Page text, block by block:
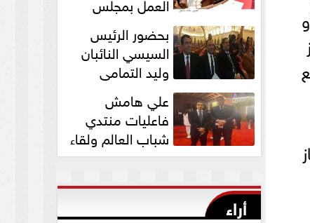
المستشار عبد الوهاب...
بحضور الرئيس
السيسي النائبان
وليد التمامي
يشاركان في قداس عيد...
علي هامش
فاعليات منتدي
شباب العالم ولقاء
النائب وليد التمامي
أراء